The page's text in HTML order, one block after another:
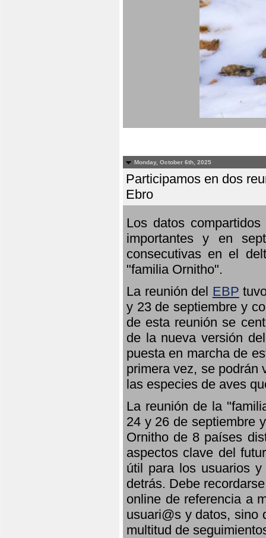
Monday, October 6th, 2025
Participamos en dos
Ebro
Los datos
importantes y en
consecutivas en el
"familia Ornitho".
La reunión del EBP
y 23 de septiembre y
de esta reunión se
de la nueva versión
puesta en marcha de
primera vez, se podrán
las especies de aves
La reunión de la
24 y 26 de septiembre
Ornitho de 8 países
aspectos clave del
útil para los usuarios
detrás. Debe
online de referencia a
usuari@s y datos, sino
multitud de